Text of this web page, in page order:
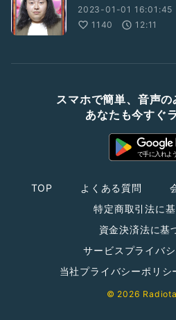
2023-01-01 16:01:45
1140
12:11
スマホで簡単、音声の
あなたも今すぐ
TOP よくある質問
特定商取引法に
資金決済法に基
サービスプライバ
当社プライバシーポリシ
© 2026